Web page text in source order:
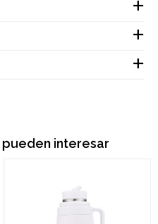
interesar